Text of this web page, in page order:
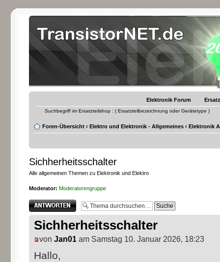
Elektronik Forum
Suchbegriff im Ersatzteilshop : ( Ersatzteilbezeichnung oder Gerätetype )
Foren-Übersicht ‹ Elektro und Elektronik - Allgemeines ‹ Elektronik
Sichherheitsschalter
Alle allgemeinen Themen zu Elektronik und Elektro
Moderator: Moderatorengruppe
Antwort erstellen
Sichherheitsschalter
von Jan01 am Samstag 10. Januar 2026, 18:23
Hallo,